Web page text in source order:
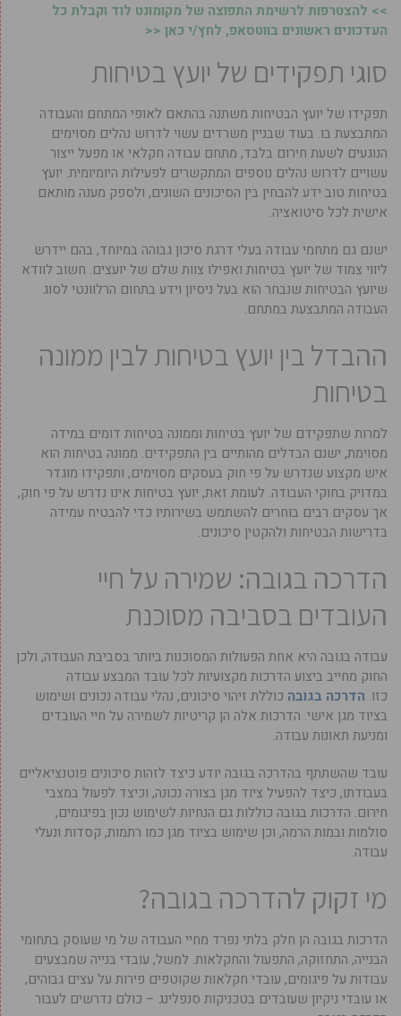
>> להצטרפות לרשימת התפוצה של מקומונט לוד וקבלת כל
העדכונים ראשונים בווטסאפ, לחץ/י כאן <<
סוגי תפקידים של יועץ בטיחות
תפקידו של יועץ הבטיחות משתנה בהתאם לאופי המתחם והעבודה
המתבצעת בו. בעוד שבניין משרדים עשוי לדרוש נהלים מסוימים
הנוגעים לשעת חירום בלבד, מתחם עבודה חקלאי או מפעל ייצור
עשויים לדרוש נהלים נוספים המתקשרים לפעילות היומיומית. יועץ
בטיחות טוב ידע להבחין בין הסיכונים השונים, ולספק מענה מותאם
אישית לכל סיטואציה.
ישנם גם מתחמי עבודה בעלי דרגת סיכון גבוהה במיוחד, בהם יידרש
ליווי צמוד של יועץ בטיחות ואפילו צוות שלם של יועצים. חשוב לוודא
שיועץ הבטיחות שנבחר הוא בעל ניסיון וידע בתחום הרלוונטי לסוג
העבודה המתבצעת במתחם.
ההבדל בין יועץ בטיחות לבין ממונה
בטיחות
למרות שתפקידם של יועץ בטיחות וממונה בטיחות דומים במידה
מסוימת, ישנם הבדלים מהותיים בין התפקידים. ממונה בטיחות הוא
איש מקצוע שנדרש על פי חוק בעסקים מסוימים, ותפקידו מוגדר
במדויק בחוקי העבודה. לעומת זאת, יועץ בטיחות אינו נדרש על פי חוק,
אך עסקים רבים בוחרים להשתמש בשירותיו כדי להבטיח עמידה
בדרישות הבטיחות ולהקטין סיכונים.
הדרכה בגובה: שמירה על חיי
העובדים בסביבה מסוכנת
עבודה בגובה היא אחת הפעולות המסוכנות ביותר בסביבת העבודה, ולכן
החוק מחייב ביצוע הדרכות מקצועיות לכל עובד המבצע עבודה
כזו. הדרכה בגובה כוללת זיהוי סיכונים, נהלי עבודה נכונים ושימוש
בציוד מגן אישי. הדרכות אלה הן קריטיות לשמירה על חיי העובדים
ומניעת תאונות עבודה.
עובד שהשתתף בהדרכה בגובה יודע כיצד לזהות סיכונים פוטנציאליים
בעבודתו, כיצד להפעיל ציוד מגן בצורה נכונה, וכיצד לפעול במצבי
חירום. הדרכות בגובה כוללות גם הנחיות לשימוש נכון בפיגומים,
סולמות ובמות הרמה, וכן שימוש בציוד מגן כמו רתמות, קסדות ונעלי
עבודה.
מי זקוק להדרכה בגובה?
הדרכות בגובה הן חלק בלתי נפרד מחיי העבודה של מי שעוסק בתחומי
הבנייה, התחזוקה, התפעול והחקלאות. למשל, עובדי בנייה שמבצעים
עבודות על פיגומים, עובדי חקלאות שקוטפים פירות על עצים גבוהים,
או עובדי ניקיון שעובדים בטכניקות סנפלינג – כולם נדרשים לעבור